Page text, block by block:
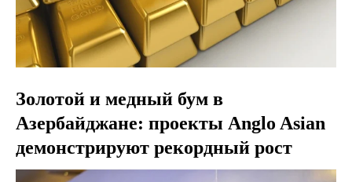
Золотой и медный бум в
Азербайджане: проекты Anglo Asian
демонстрируют рекордный рост